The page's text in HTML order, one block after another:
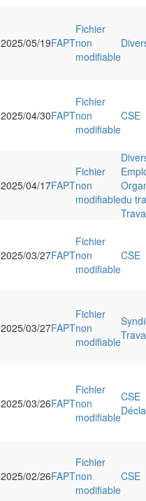
2025/05/19FAPT
Fichier
non
modifiable
2025/04/30FAPT
Fichier
non
modifiable
CSE
2025/04/17FAPT
Fichier
non
modifiabledu
2025/03/27FAPT
Fichier
non
modifiable
CSE
2025/03/27FAPT
Fichier
non
modifiable
2025/03/26FAPT
Fichier
non
modifiable
CSE
2025/02/26FAPT
Fichier
non
modifiable
CSE